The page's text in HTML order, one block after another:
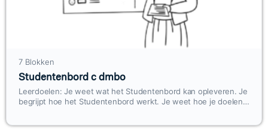
7 Blokken
Studentenbord c dmbo
Leerdoelen: Je weet wat het Studentenbord kan opleveren. Je
begrijpt hoe het Studentenbord werkt. Je weet hoe je doelen